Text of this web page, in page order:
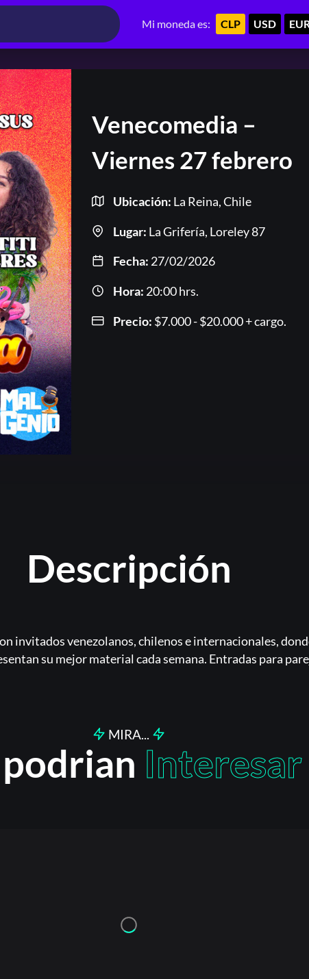
Mi moneda es: CLP USD
Venecomedia –
Viernes 27 febrero
Ubicación: La Reina, Chile
Lugar: La Grifería, Loreley 87
Fecha: 27/02/2026
Hora: 20:00 hrs.
Precio: $7.000-$20.000Rango
+ cargo.
Descripción
invitados venezolanos, chilenos e internacionales,
su mejor material cada semana. Entradas para
MIRA...
podrian Interesar
Registrarse